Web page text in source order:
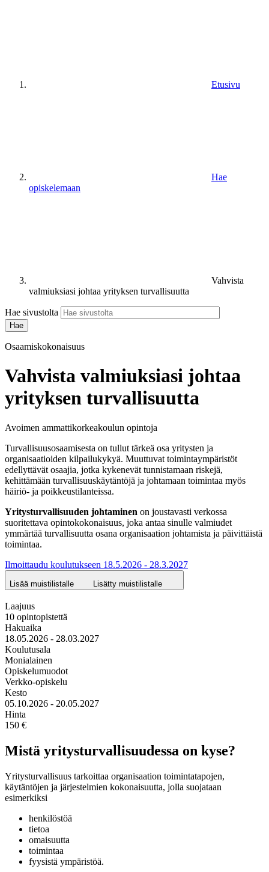
Etusivu
Hae
opiskelemaan
Vahvista
valmiuksiasi johtaa yrityksen turvallisuutta
Hae sivustolta
Osaamiskokonaisuus
Vahvista valmiuksiasi johtaa
yrityksen turvallisuutta
Avoimen ammattikorkeakoulun opintoja
Turvallisuusosaamisesta on tullut tärkeä osa yritysten ja
organisaatioiden kilpailukykyä. Muuttuvat toimintaympäristöt
edellyttävät osaajia, jotka kykenevät tunnistamaan riskejä,
kehittämään turvallisuuskäytäntöjä ja johtamaan toimintaa myös
häiriö- ja poikkeustilanteissa.
Yritysturvallisuuden johtaminen on joustavasti verkossa
suoritettava opintokokonaisuus, joka antaa sinulle valmiudet
ymmärtää turvallisuutta osana organisaation johtamista ja päivittäistä
toimintaa.
Ilmoittaudu koulutukseen 18.5.2026 - 28.3.2027
Lisää muistilistalle Lisätty muistilistalle
Laajuus
10 opintopistettä
Hakuaika
18.05.2026 - 28.03.2027
Koulutusala
Monialainen
Opiskelumuodot
Verkko-opiskelu
Kesto
05.10.2026 - 20.05.2027
Hinta
150 €
Mistä yritysturvallisuudessa on kyse?
Yritysturvallisuus tarkoittaa organisaation toimintatapojen,
käytäntöjen ja järjestelmien kokonaisuutta, jolla suojataan
esimerkiksi
henkilöstöä
tietoa
omaisuutta
toimintaa
fyysistä ympäristöä.